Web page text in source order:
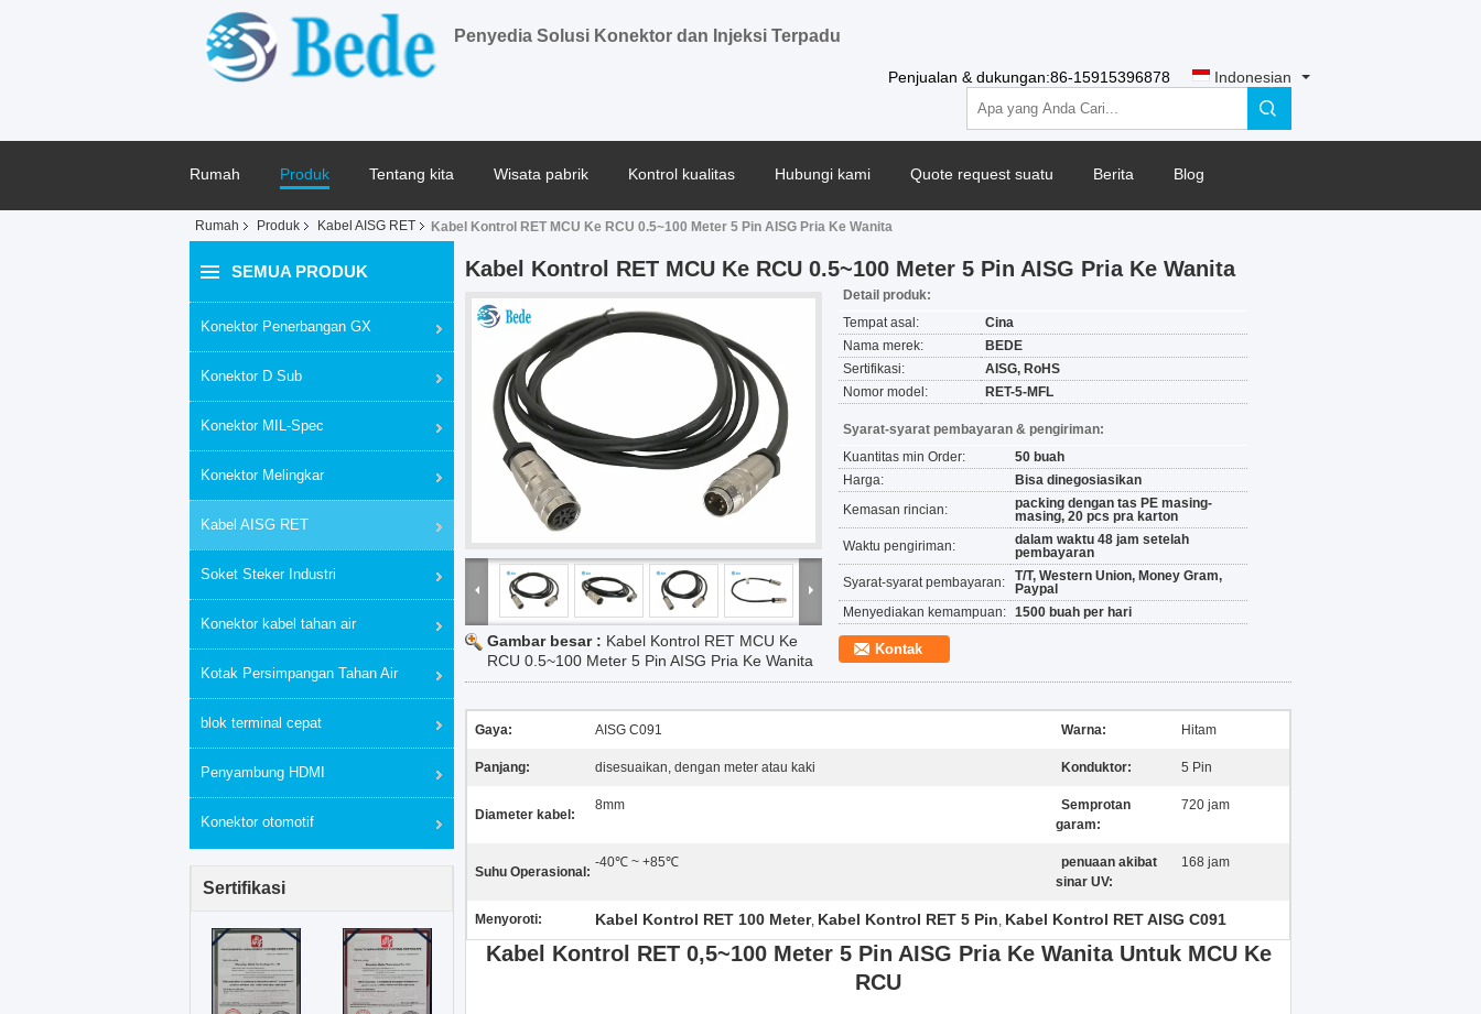
Penyedia Solusi Konektor dan Injeksi Terpadu
Penjualan & dukungan:86-15915396878 Indonesian
Rumah Produk Tentang kita Wisata pabrik Kontrol kualitas Hubungi kami Quote request suatu Berita Blog
Rumah Produk Kabel AISG RET Kabel Kontrol RET MCU Ke RCU 0.5~100 Meter 5 Pin AISG Pria Ke Wanita
SEMUA PRODUK
Konektor Penerbangan GX
Konektor D Sub
Konektor MIL-Spec
Konektor Melingkar
Kabel AISG RET
Soket Steker Industri
Konektor kabel tahan air
Kotak Persimpangan Tahan Air
blok terminal cepat
Penyambung HDMI
Konektor otomotif
Sertifikasi
Kabel Kontrol RET MCU Ke RCU 0.5~100 Meter 5 Pin AISG Pria Ke Wanita
Gambar besar : Kabel Kontrol RET MCU Ke
RCU 0.5~100 Meter 5 Pin AISG Pria Ke Wanita
Detail produk:
Tempat asal:
Cina
Nama merek:
BEDE
Sertifikasi:
AISG, RoHS
Nomor model:
RET-5-MFL
Syarat-syarat pembayaran & pengiriman:
Kuantitas min Order:
50 buah
Harga:
Bisa dinegosiasikan
Kemasan rincian:
packing dengan tas PE masing-
masing, 20 pcs pra karton
Waktu pengiriman:
dalam waktu 48 jam setelah
pembayaran
Syarat-syarat pembayaran:
T/T, Western Union, Money Gram,
Paypal
Menyediakan kemampuan: 1500 buah per hari
Kontak
Gaya: AISG C091 Warna: Hitam
Panjang: disesuaikan, dengan meter atau kaki Konduktor: 5 Pin
Diameter kabel:
8mm
Semprotan
garam:
720 jam
Suhu Operasional:
-40℃ ~ +85℃
penuaan akibat
sinar UV:
168 jam
Menyoroti: Kabel Kontrol RET 100 Meter, Kabel Kontrol RET 5 Pin, Kabel Kontrol RET AISG C091
Kabel Kontrol RET 0,5~100 Meter 5 Pin AISG Pria Ke Wanita Untuk MCU Ke
RCU